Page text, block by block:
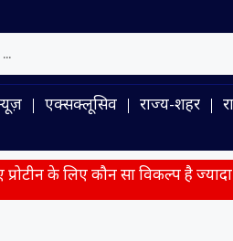
एक्सक्लूसिव राज्य-शहर
कौन सा विकल्प है ज्यादा बेहतर चना या